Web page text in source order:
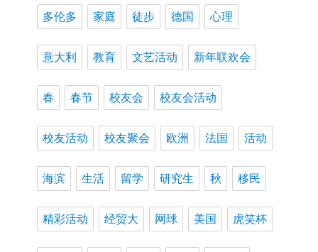
多伦多 家庭 徒步 德国 心理
意大利 教育 文艺活动 新年联欢会
春 春节 校友会 校友会活动
校友活动 校友聚会 欧洲 法国 活动
海滨 生活 留学 研究生 秋 移民
精彩活动 经贸大 网球 美国 虎笑杯